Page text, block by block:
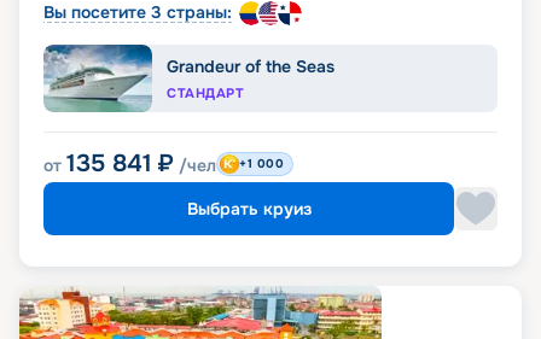
Вы посетите 3 страны:
Grandeur of the Seas
СТАНДАРТ
от 135 841 ₽ /чел +1 000
Выбрать круиз